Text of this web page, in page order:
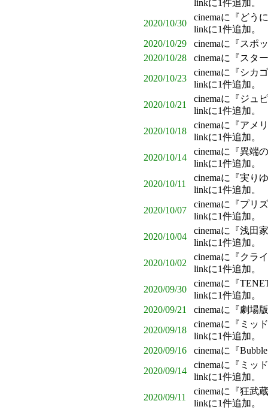
linkに1件追加。
2020/10/30
cinemaに『どう
linkに1件追加。
2020/10/29
cinemaに『スポ
2020/10/28
cinemaに『スタ
2020/10/23
cinemaに『シカ
linkに1件追加。
2020/10/21
cinemaに『ジュ
linkに1件追加。
2020/10/18
cinemaに『アメ
linkに1件追加。
2020/10/14
cinemaに『異端
linkに1件追加。
2020/10/11
cinemaに『実り
linkに1件追加。
2020/10/07
cinemaに『プリ
linkに1件追加。
2020/10/04
cinemaに『浅田
linkに1件追加。
2020/10/02
cinemaに『クラ
linkに1件追加。
2020/09/30
cinemaに『
linkに1件追加。
2020/09/21
cinemaに『劇場
2020/09/18
cinemaに『ミッ
linkに1件追加。
2020/09/16
cinemaに『
2020/09/14
cinemaに『ミッ
linkに1件追加。
2020/09/11
cinemaに『狂武
linkに1件追加。